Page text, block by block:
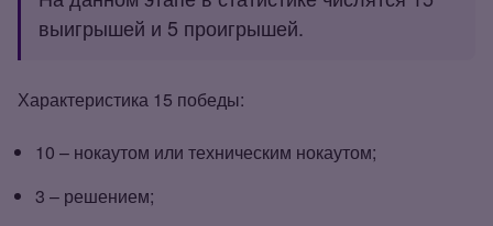
выигрышей и 5 проигрышей.
Характеристика 15 победы:
10 – нокаутом или техническим нокаутом;
3 – решением;